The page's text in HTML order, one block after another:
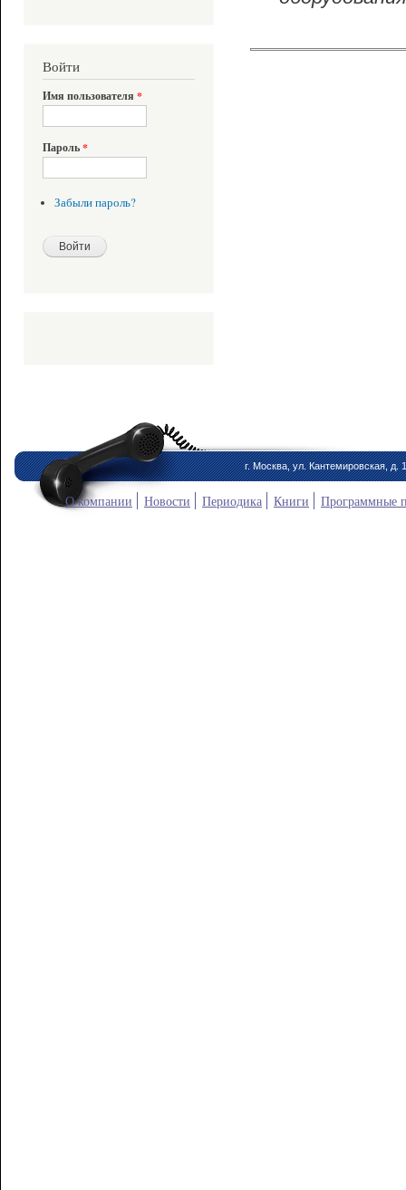
Войти
Имя пользователя *
Пароль*
Забыли пароль?
г. Москва, ул. Кантемировская, д.
О компании Новости Периодика Книги Программные